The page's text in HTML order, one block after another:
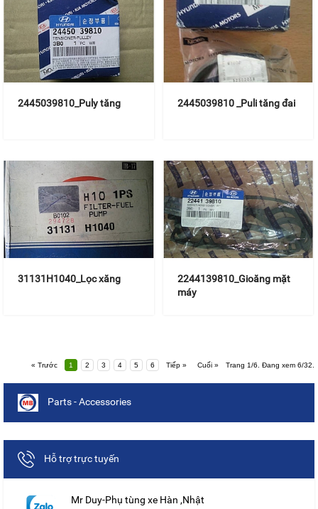
2445039810_Puly tăng 2445039810 _Puli tăng đai
31131H1040_Lọc xăng
2244139810_Gioăng mặt
máy
« Trước 1 2 3 4 5 6 Tiếp » Cuối » Trang 1/6. Đang xem 6/32.
Parts - Accessories
Hỗ trợ trực tuyến
Mr Duy-Phụ tùng xe Hàn ,Nhật